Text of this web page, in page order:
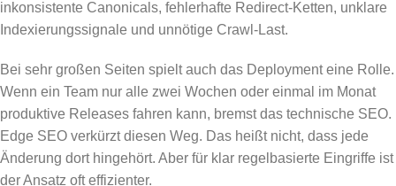
inkonsistente Canonicals, fehlerhafte Redirect-Ketten, unklare
Indexierungssignale und unnötige Crawl-Last.
Bei sehr großen Seiten spielt auch das Deployment eine Rolle.
Wenn ein Team nur alle zwei Wochen oder einmal im Monat
produktive Releases fahren kann, bremst das technische SEO.
Edge SEO verkürzt diesen Weg. Das heißt nicht, dass jede
Änderung dort hingehört. Aber für klar regelbasierte Eingriffe ist
der Ansatz oft effizienter.